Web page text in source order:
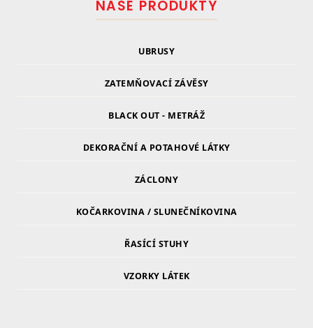
NAŠE PRODUKTY
UBRUSY
ZATEMŇOVACÍ ZÁVĚSY
BLACK OUT - METRÁŽ
DEKORAČNÍ A POTAHOVÉ LÁTKY
ZÁCLONY
KOČARKOVINA / SLUNEČNÍKOVINA
ŘASÍCÍ STUHY
VZORKY LÁTEK